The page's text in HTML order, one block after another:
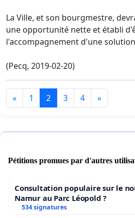
La Ville, et son bourgmestre,
une opportunité nette et établi
l'accompagnement d'une
(Pecq, 2019-02-20)
« 1 2 3 4 »
Pétitions promues par d'autres
Consultation populaire sur le
Namur au Parc Léopold ?
534 signatures